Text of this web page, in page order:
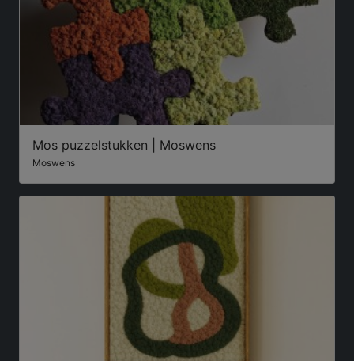
Mos puzzelstukken | Moswens
Moswens